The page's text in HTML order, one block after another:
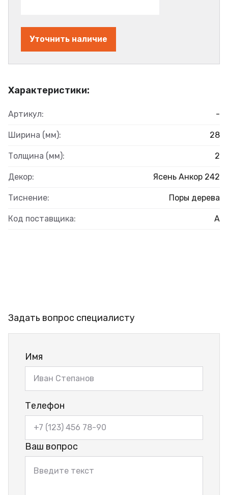
Характеристики:
Артикул: -
Ширина (мм): 28
Толщина (мм): 2
Декор: Ясень Анкор 242
Тиснение: Поры дерева
Код поставщика: А
Уточнить наличие
Задать вопрос специалисту
Имя
Телефон
Ваш вопрос